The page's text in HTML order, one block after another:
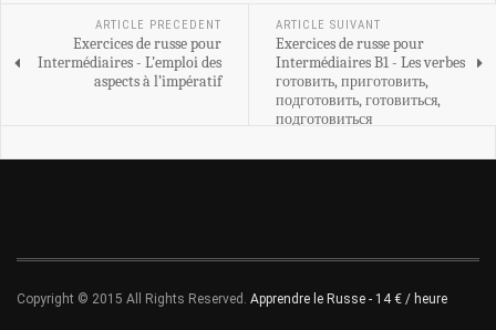
ARTICLE PRECEDENT
Exercices de russe pour
Intermédiaires - L’emploi des
aspects à l’impératif
ARTICLE SUIVANT
Exercices de russe pour
Intermédiaires B1 - Les verbes
готовить, приготовить,
подготовить, готовиться,
подготовиться
Copyright © 2015 All Rights Reserved. Apprendre le Russe - 14 € / heure